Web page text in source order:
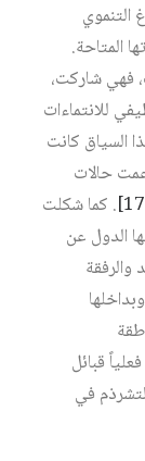
التنموي
المتاحة.
فهي شاركت،
للانتماءات
السياق كانت
حالات
. كما شكلت
الدول عن
والرفقة
قبائل
في